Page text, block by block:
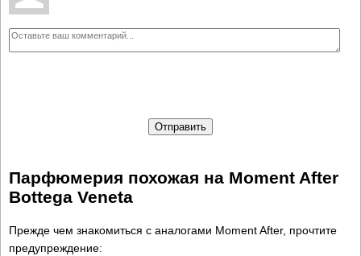
Отправить
Парфюмерия похожая на Moment After
Bottega Veneta
Прежде чем знакомиться с аналогами Moment After, прочтите
предупреждение: